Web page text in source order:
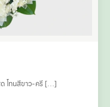
โทนสีขาว-ครี […]